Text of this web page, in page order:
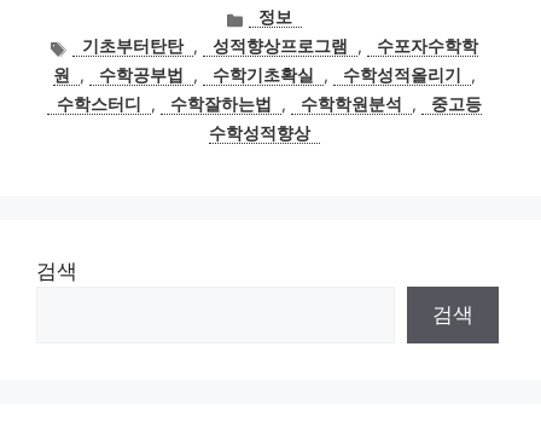
카
테
고
리
정보
태기초부터탄탄 , 성적향상프로그램 ,
수포자수학학
원
, 수학공부법 , 수학기초확실 , 수학성적올리기
,
수학스터디
, 수학잘하는법 , 수학학원분석 ,
중고등
수학성적향상
검색
검색